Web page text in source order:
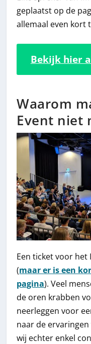
geplaatst op de
allemaal even kort
Bekijk hier
Waarom
Event niet
Een ticket voor het
(maar er is een
pagina). Veel
de oren krabben
neerleggen voor
naar de
wij echter enkel